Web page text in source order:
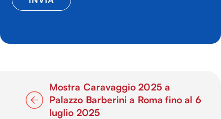
Mostra Caravaggio 2025 a
Palazzo Barberini a Roma fino al 6
luglio 2025